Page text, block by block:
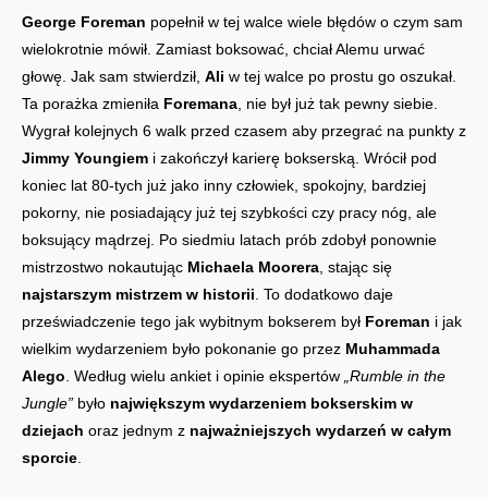
George Foreman popełnił w tej walce wiele błędów o czym sam
wielokrotnie mówił. Zamiast boksować, chciał Alemu urwać
głowę. Jak sam stwierdził, Ali w tej walce po prostu go oszukał.
Ta porażka zmieniła Foremana , nie był już tak pewny siebie.
Wygrał kolejnych 6 walk przed czasem aby przegrać na punkty z
Jimmy Youngiem i zakończył karierę bokserską. Wrócił pod
koniec lat 80-tych już jako inny człowiek, spokojny, bardziej
pokorny, nie posiadający już tej szybkości czy pracy nóg, ale
boksujący mądrzej. Po siedmiu latach prób zdobył ponownie
mistrzostwo nokautując Michaela Moorera , stając się
najstarszym mistrzem w historii . To dodatkowo daje
przeświadczenie tego jak wybitnym bokserem był Foreman i jak
wielkim wydarzeniem było pokonanie go przez Muhammada
Alego . Według wielu ankiet i opinie ekspertów „Rumble in the
Jungle” było największym wydarzeniem bokserskim w
dziejach oraz jednym z najważniejszych wydarzeń w całym
sporcie